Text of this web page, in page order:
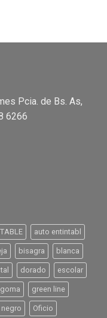
Pcia. de Bs. As,
6266
auto entintabl
bisagra blanca
dorado escolar
goma green line
negro Oficio